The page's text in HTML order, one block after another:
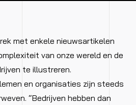
met enkele nieuwsartikelen
van onze wereld en de
te illustreren.
en organisaties zijn steeds
“Bedrijven hebben dan